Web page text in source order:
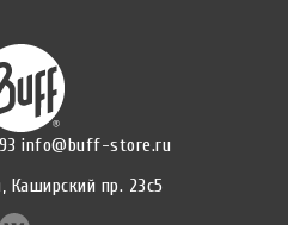
info@buff-store.ru
Каширский пр. 23с5